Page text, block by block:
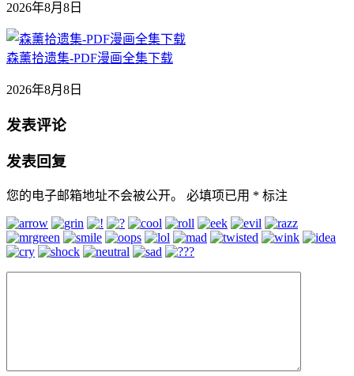
2026年8月8日
森薰拾遗集-PDF漫画全集下载
2026年8月8日
发表评论
发表回复
您的电子邮箱地址不会被公开。 必填项已用 * 标注